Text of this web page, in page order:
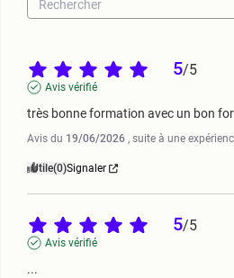
5/5
Avis vérifié
très bonne formation avec un bon
Avis du 19/06/2026 , suite à une
Utile(0)Signaler
5/5
Avis vérifié
...